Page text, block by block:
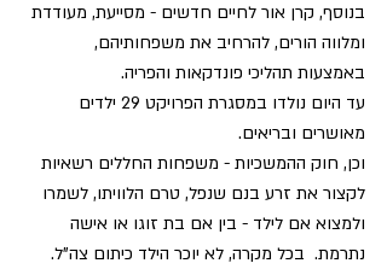
בנוסף, קרן אור לחיים חדשים - מסייעת, מעודדת
ומלווה הורים, להרחיב את משפחותיהם,
באמצעות תהליכי פונדקאות והפריה.
עד היום נולדו במסגרת הפרויקט 29 ילדים
מאושרים ובריאים.
וכן, חוק ההמשכיות - משפחות החללים רשאיות
לקצור את זרע בנם שנפל, טרם הלוויתו, לשמרו
ולמצוא אם לילד - בין אם בת זוגו או אישה
נתרמת.  בכל מקרה, לא יוכר הילד כיתום צה"ל.